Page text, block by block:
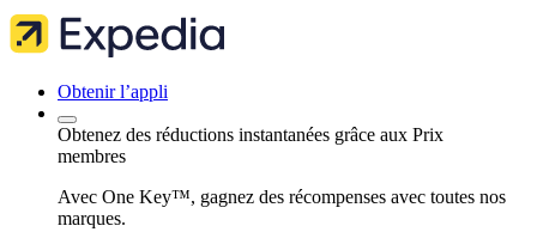
Obtenir l’appli
Obtenez des réductions instantanées grâce aux Prix
membres
Avec One Key™, gagnez des récompenses avec toutes nos
marques.